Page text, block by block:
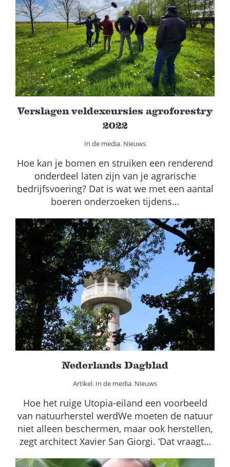
Verslagen veldexcursies agroforestry
2022
In de media Nieuws
Verslagen veldexcursies agroforestry
2022
In de media, Nieuws
Hoe kan je bomen en struiken een renderend
onderdeel laten zijn van je agrarische
bedrijfsvoering? Dat is wat we met een aantal
boeren onderzoeken tijdens…
Nederlands Dagblad
Artikel In de media Nieuws
Nederlands Dagblad
Artikel, In de media, Nieuws
Hoe het ruige Utopia-eiland een voorbeeld
van natuurherstel werdWe moeten de natuur
niet alleen beschermen, maar ook herstellen,
zegt architect Xavier San Giorgi. ‘Dat vraagt…